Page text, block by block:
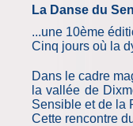
La Danse du
...une 10ème
Cinq jours où la
Dans le cadre
la vallée de
Sensible et de la
Cette rencontre